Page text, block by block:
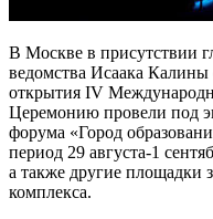
В Москве в присутствии
ведомства Исаака Калины
открытия IV
Церемонию провели под
форума «Город
период 29 августа-1
а также другие площадки
комплекса.